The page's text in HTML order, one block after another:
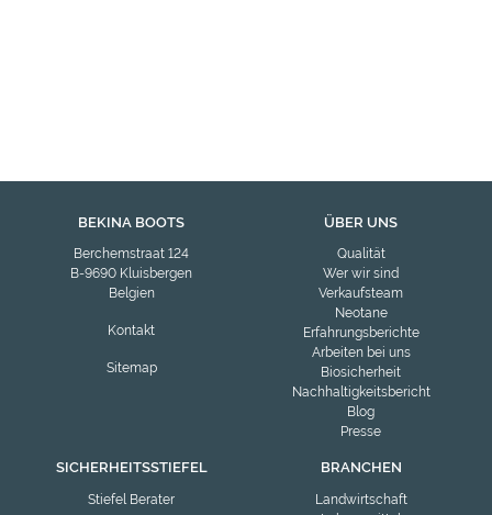
BEKINA BOOTS
Berchemstraat 124
B-9690 Kluisbergen
Belgien
Kontakt
Sitemap
ÜBER UNS
Qualität
Wer wir sind
Verkaufsteam
Neotane
Erfahrungsberichte
Arbeiten bei uns
Biosicherheit
Nachhaltigkeitsbericht
Blog
Presse
SICHERHEITSSTIEFEL
Stiefel Berater
BRANCHEN
Landwirtschaft